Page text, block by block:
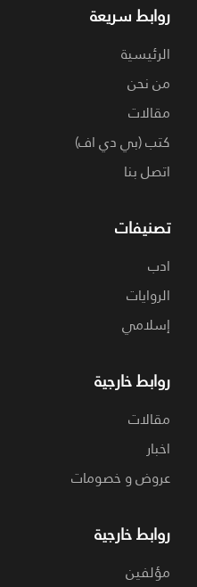
روابط سريعة
الرئيسية
من نحن
مقالات
كتب (بي دي اف)
اتصل بنا
تصنيفات
ادب
الروايات
إسلامي
روابط خارجية
مقالات
اخبار
عروض و خصومات
روابط خارجية
مؤلفين